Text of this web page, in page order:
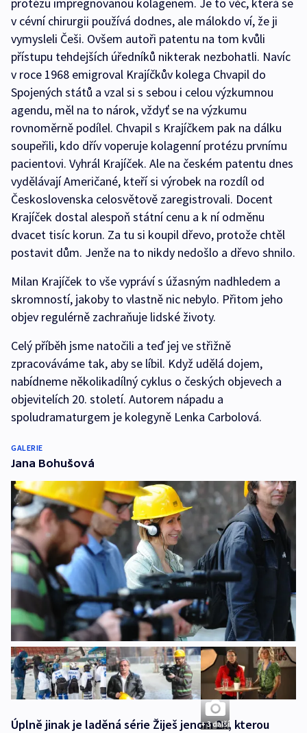
protézu impregnovanou kolagenem. Je to věc, která se
v cévní chirurgii používá dodnes, ale málokdo ví, že ji
vymysleli Češi. Ovšem autoři patentu na tom kvůli
přístupu tehdejších úředníků nikterak nezbohatli. Navíc
v roce 1968 emigroval Krajíčkův kolega Chvapil do
Spojených států a vzal si s sebou i celou výzkumnou
agendu, měl na to nárok, vždyť se na výzkumu
rovnoměrně podílel. Chvapil s Krajíčkem pak na dálku
soupeřili, kdo dřív voperuje kolagenní protézu prvnímu
pacientovi. Vyhrál Krajíček. Ale na českém patentu dnes
vydělávají Američané, kteří si výrobek na rozdíl od
Československa celosvětově zaregistrovali. Docent
Krajíček dostal alespoň státní cenu a k ní odměnu
dvacet tisíc korun. Za tu si koupil dřevo, protože chtěl
postavit dům. Jenže na to nikdy nedošlo a dřevo shnilo.
Milan Krajíček to vše vypráví s úžasným nadhledem a
skromností, jakoby to vlastně nic nebylo. Přitom jeho
objev regulérně zachraňuje lidské životy.
Celý příběh jsme natočili a teď jej ve střižně
zpracováváme tak, aby se líbil. Když udělá dojem,
nabídneme několikadílný cyklus o českých objevech a
objevitelích 20. století. Autorem nápadu a
spoludramaturgem je kolegyně Lenka Carbolová.
GALERIE
Jana Bohušová
+ 3 další
Úplně jinak je laděná série Žiješ jenom 2x, kterou